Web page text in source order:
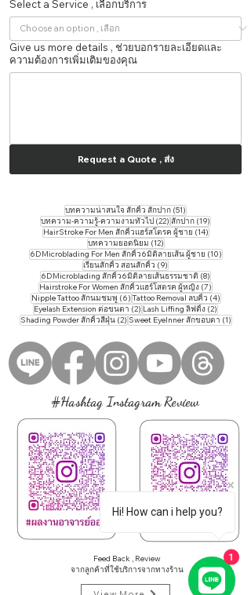
Select a Service , เลือกบริการ
Give us more details , ช่วยบอกรายละเอียดและ
ความต้องการเพิ่มเติมของคุณ
Request a Quote , ส่ง
บทความน่าสนใจ สักคิ้ว สักปาก (51)51 กระทู้
บทความ-ความรู้-ความงามทั่วไป (22)22 กระทู้
สักปาก (19)19 กระทู้
HairStroke For Men สักคิ้วแฮร์สโตรค ผู้ชาย (14)14 กระทู้
บทความยอดนิยม (12)12 กระทู้
6DMicroblading For Men สักคิ้ว6มิติลายเส้น ผู้ชาย (10)10 กระทู้
เรียนสักคิ้ว สอนสักคิ้ว (9)9 กระทู้
6DMicroblading สักคิ้ว6มิติลายเส้นธรรมชาติ (8)8 กระทู้
Hairstroke For Women สักคิ้วแฮร์โสตรค ผู้หญิง (7)7 กระทู้
Nipple Tattoo สักนมชมพู (6)6 กระทู้
Tattoo ​Removal ลบคิ้ว (4)4 กระทู้
Eyelash Extension ต่อขนตา (2)2 กระทู้
Lash Liffing ลิฟติ้ง (2)2 กระทู้
Shading Powder สักคิ้วสีฝุ่น (2)2 กระทู้
Sweet EyeInner สักขอบตา (1)1 กระทู้
#Hashtag Instagram Review
Feed Back , Review
จากลูกค้าที่ใช้บริการจากทางร้าน
Hi! How can i help you?
1